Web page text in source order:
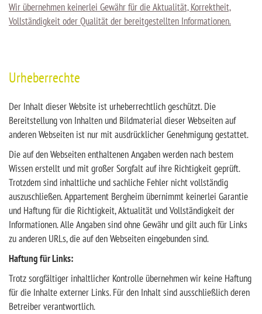
Wir übernehmen keinerlei Gewähr für die Aktualität, Korrektheit,
Vollständigkeit oder Qualität der bereitgestellten Informationen.
Urheberrechte
Der Inhalt dieser Website ist urheberrechtlich geschützt. Die
Bereitstellung von Inhalten und Bildmaterial dieser Webseiten auf
anderen Webseiten ist nur mit ausdrücklicher Genehmigung gestattet.
Die auf den Webseiten enthaltenen Angaben werden nach bestem
Wissen erstellt und mit großer Sorgfalt auf ihre Richtigkeit geprüft.
Trotzdem sind inhaltliche und sachliche Fehler nicht vollständig
auszuschließen. Appartement Bergheim übernimmt keinerlei Garantie
und Haftung für die Richtigkeit, Aktualität und Vollständigkeit der
Informationen. Alle Angaben sind ohne Gewähr und gilt auch für Links
zu anderen URLs, die auf den Webseiten eingebunden sind.
Haftung für Links:
Trotz sorgfältiger inhaltlicher Kontrolle übernehmen wir keine Haftung
für die Inhalte externer Links. Für den Inhalt sind ausschließlich deren
Betreiber verantwortlich.